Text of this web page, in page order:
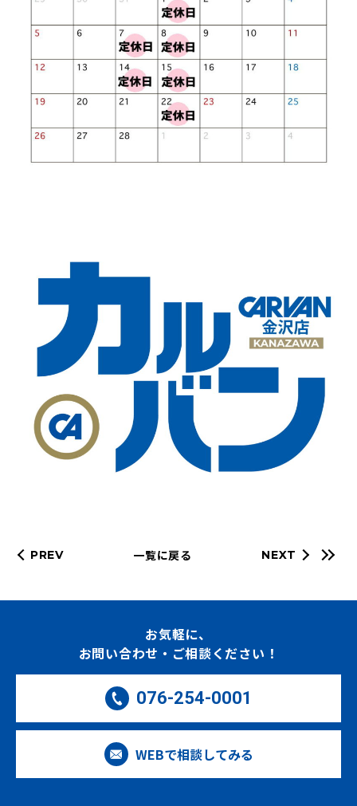
PREV 一覧に戻る NEXT
お気軽に、
お問い合わせ・ご相談ください！
076-254-0001
WEBで相談してみる